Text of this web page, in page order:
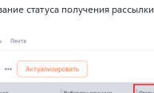
статуса получения рассылки